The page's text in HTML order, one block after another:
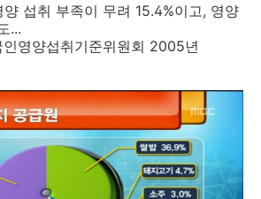
섭취 부족이 무려 15.4%이고, 영양
...
영양섭취기준위원회 2005년